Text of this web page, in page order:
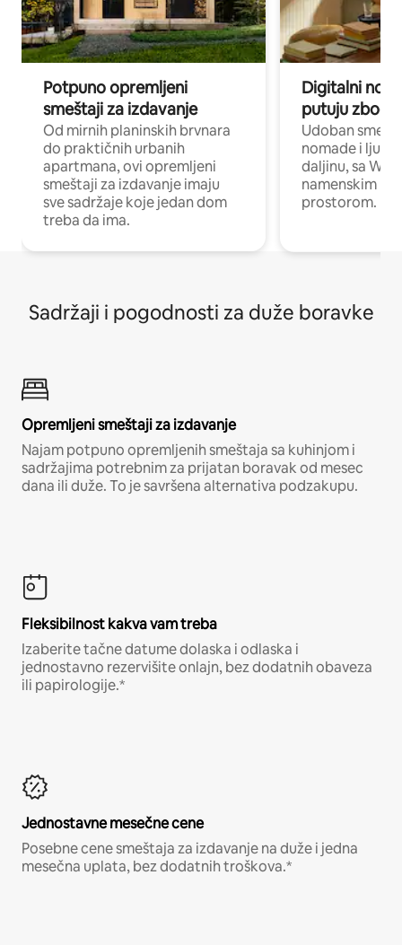
Potpuno opremljeni
smeštaji za izdavanje
Od mirnih planinskih brvnara
do praktičnih urbanih
apartmana, ovi opremljeni
smeštaji za izdavanje imaju
sve sadržaje koje jedan dom
treba da ima.
Digitalni
putuju zbog
Udoban
nomade i ljude
daljinu, sa Wi-
namenskim
prostorom.
Sadržaji i pogodnosti za duže boravke
Opremljeni smeštaji za izdavanje
Najam potpuno opremljenih smeštaja sa kuhinjom i
sadržajima potrebnim za prijatan boravak od mesec
dana ili duže. To je savršena alternativa podzakupu.
Fleksibilnost kakva vam treba
Izaberite tačne datume dolaska i odlaska i
jednostavno rezervišite onlajn, bez dodatnih obaveza
ili papirologije.*
Jednostavne mesečne cene
Posebne cene smeštaja za izdavanje na duže i jedna
mesečna uplata, bez dodatnih troškova.*